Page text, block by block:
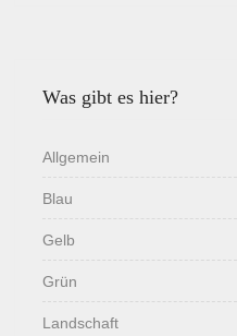
Was gibt es hier?
Allgemein
Blau
Gelb
Grün
Landschaft